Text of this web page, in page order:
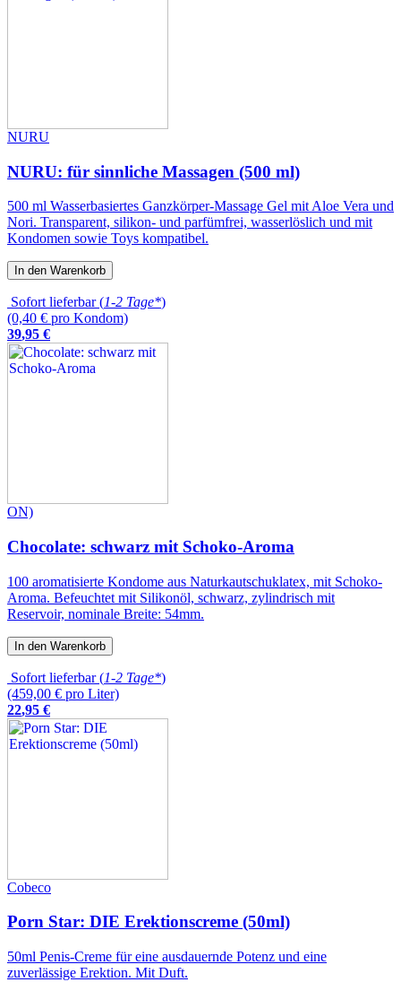
NURU
NURU: für sinnliche Massagen (500 ml)
500 ml Wasserbasiertes Ganzkörper-Massage Gel mit Aloe Vera und
Nori. Transparent, silikon- und parfümfrei, wasserlöslich und mit
Kondomen sowie Toys kompatibel.
In den Warenkorb
Sofort lieferbar (1-2 Tage*)
(0,40 € pro Kondom)
39,95 €
ON)
Chocolate: schwarz mit Schoko-Aroma
100 aromatisierte Kondome aus Naturkautschuklatex, mit Schoko-
Aroma. Befeuchtet mit Silikonöl, schwarz, zylindrisch mit
Reservoir, nominale Breite: 54mm.
In den Warenkorb
Sofort lieferbar (1-2 Tage*)
(459,00 € pro Liter)
22,95 €
Cobeco
Porn Star: DIE Erektionscreme (50ml)
50ml Penis-Creme für eine ausdauernde Potenz und eine
zuverlässige Erektion. Mit Duft.